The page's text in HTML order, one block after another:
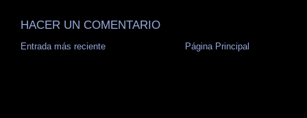
HACER UN COMENTARIO
Entrada más reciente Página Principal